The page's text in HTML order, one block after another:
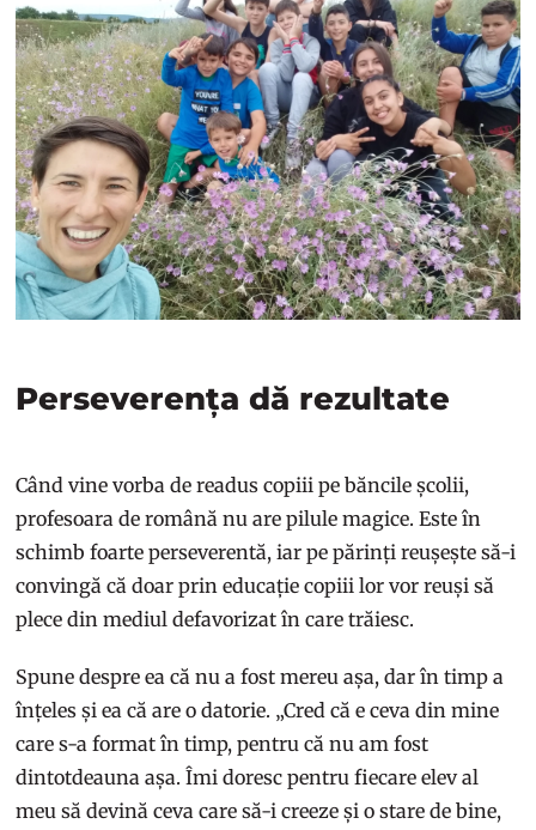
Perseverența dă rezultate
Când vine vorba de readus copiii pe băncile școlii,
profesoara de română nu are pilule magice. Este în
schimb foarte perseverentă, iar pe părinți reușește să-i
convingă că doar prin educație copiii lor vor reuși să
plece din mediul defavorizat în care trăiesc.
Spune despre ea că nu a fost mereu așa, dar în timp a
înțeles și ea că are o datorie. „Cred că e ceva din mine
care s-a format în timp, pentru că nu am fost
dintotdeauna așa. Îmi doresc pentru fiecare elev al
meu să devină ceva care să-i creeze și o stare de bine,